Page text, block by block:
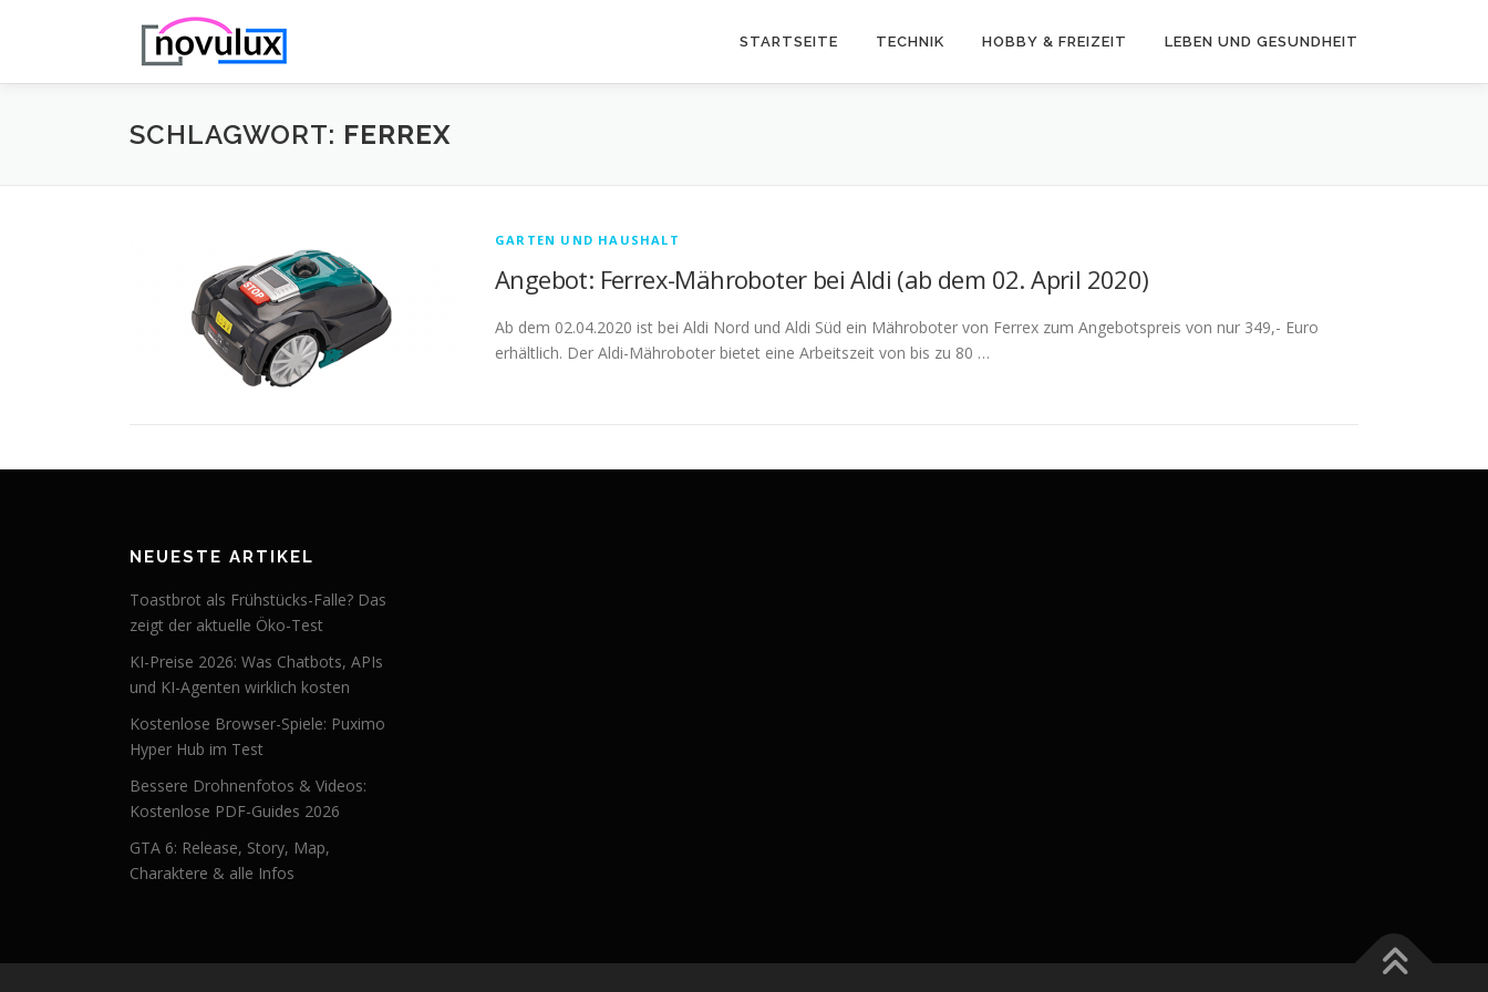
STARTSEITE TECHNIK HOBBY & FREIZEIT LEBEN UND GESUNDHEIT
SCHLAGWORT: FERREX
GARTEN UND HAUSHALT
Angebot: Ferrex-Mähroboter bei Aldi (ab dem 02. April 2020)
Ab dem 02.04.2020 ist bei Aldi Nord und Aldi Süd ein Mähroboter von Ferrex zum Angebotspreis von nur 349,- Euro
erhältlich. Der Aldi-Mähroboter bietet eine Arbeitszeit von bis zu 80 …
NEUESTE ARTIKEL
Toastbrot als Frühstücks-Falle? Das
zeigt der aktuelle Öko-Test
KI-Preise 2026: Was Chatbots, APIs
und KI-Agenten wirklich kosten
Kostenlose Browser-Spiele: Puximo
Hyper Hub im Test
Bessere Drohnenfotos & Videos:
Kostenlose PDF-Guides 2026
GTA 6: Release, Story, Map,
Charaktere & alle Infos